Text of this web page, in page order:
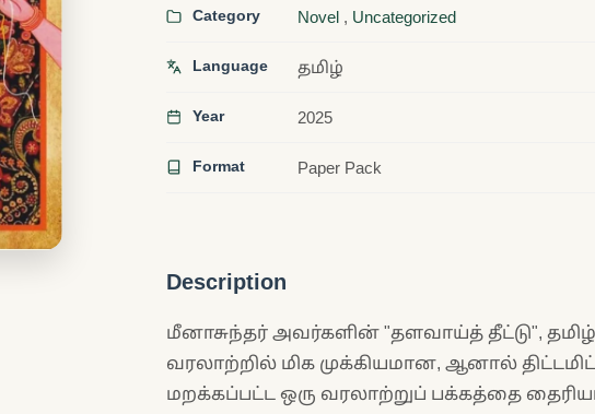
Category Novel , Uncategorized
Language தமிழ்
Year 2025
Format Paper Pack
Description
மீனாசுந்தர் அவர்களின் "தளவாய்த் தீட்டு",
வரலாற்றில் மிக முக்கியமான, ஆனால்
மறக்கப்பட்ட ஒரு வரலாற்றுப் பக்கத்தை